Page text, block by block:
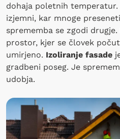
dohaja poletnih
izjemni, kar mnoge
sprememba se zgodi
prostor, kjer se človek
umirjeno. Izoliranje fasade
gradbeni poseg. Je
udobja.